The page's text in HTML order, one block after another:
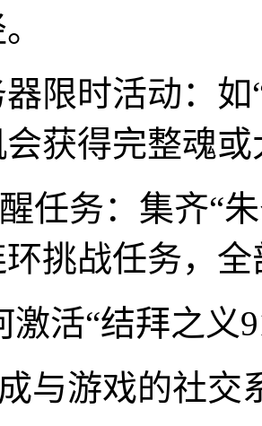
限时活动：
获得完整魂
任务：集齐“
挑战任务，
激活“结拜之义
与游戏的社交